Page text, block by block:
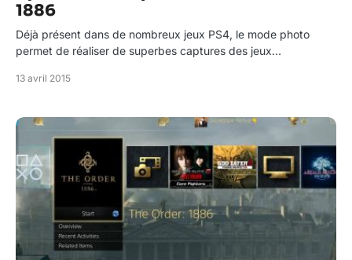
1886
Déjà présent dans de nombreux jeux PS4, le mode photo
permet de réaliser de superbes captures des jeux…
13 avril 2015